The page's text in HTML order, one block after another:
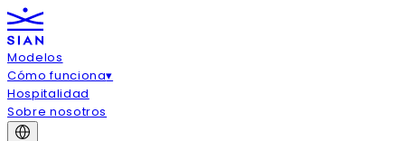
Modelos
Cómo funciona▾
Hospitalidad
Sobre nosotros